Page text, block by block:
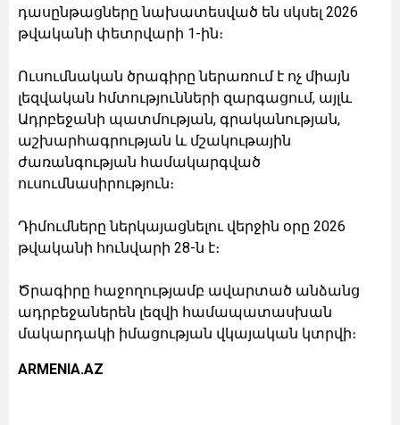
դասընթացները նախատեսված են սկսել 2026
թվականի փետրվարի 1-ին։
Ուսումնական ծրագիրը ներառում է ոչ միայն
լեզվական հմտությունների զարգացում, այլև
Ադրբեջանի պատմության, գրականության,
աշխարհագրության և մշակութային
ժառանգության համակարգված
ուսումնասիրություն։
Դիմումները ներկայացնելու վերջին օրը 2026
թվականի հունվարի 28-ն է։
Ծրագիրը հաջողությամբ ավարտած անձանց
ադրբեջաներեն լեզվի համապատասխան
մակարդակի իմացության վկայական կտրվի։
ARMENIA.AZ